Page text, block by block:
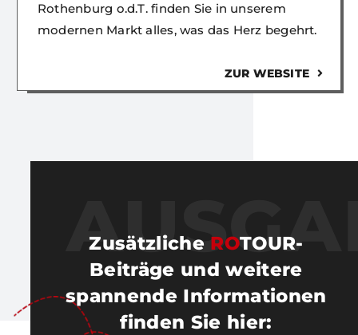
Rothenburg o.d.T. finden Sie in unserem
modernen Markt alles, was das Herz begehrt.
ZUR WEBSITE
Zusätzliche ROTOUR-
Beiträge und weitere
spannende Informationen
finden Sie hier: